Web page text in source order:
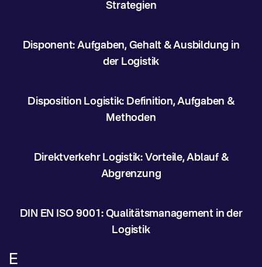
Strategien
Disponent: Aufgaben, Gehalt & Ausbildung in
der Logistik
Disposition Logistik: Definition, Aufgaben &
Methoden
Direktverkehr Logistik: Vorteile, Ablauf &
Abgrenzung
DIN EN ISO 9001: Qualitätsmanagement in der
Logistik
E